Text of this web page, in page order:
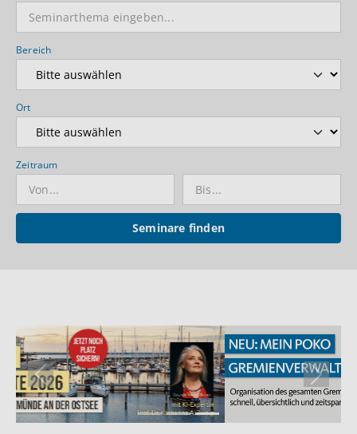
Bereich
Ort
Zeitraum
Seminare finden